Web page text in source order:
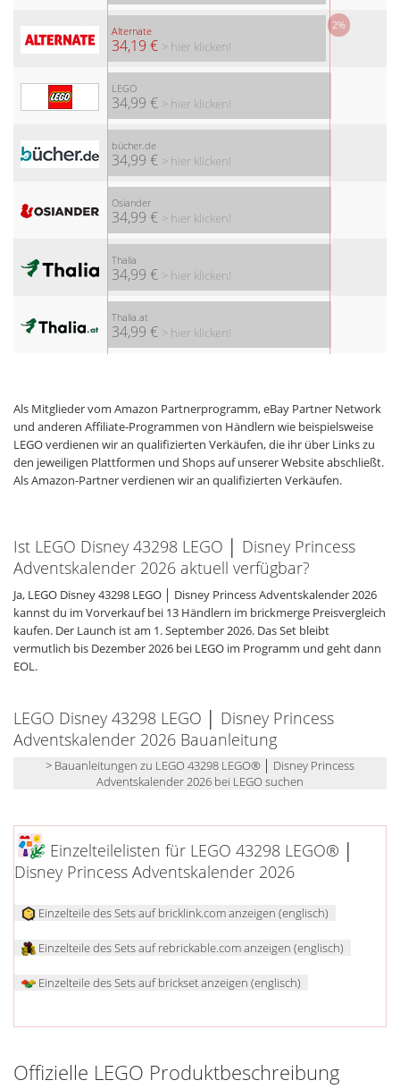
Alternate
34,19 €
2%
> hier klicken!
LEGO
34,99 € > hier klicken!
bücher.de
34,99 € > hier klicken!
Osiander
34,99 € > hier klicken!
Thalia
34,99 € > hier klicken!
Thalia.at
34,99 € > hier klicken!
Als Mitglieder vom Amazon Partnerprogramm, eBay Partner Network
und anderen Affiliate-Programmen von Händlern wie beispielsweise
LEGO verdienen wir an qualifizierten Verkäufen, die ihr über Links zu
den jeweiligen Plattformen und Shops auf unserer Website abschließt.
Als Amazon-Partner verdienen wir an qualifizierten Verkäufen.
Ist LEGO Disney 43298 LEGO │ Disney Princess
Adventskalender 2026 aktuell verfügbar?
Ja, LEGO Disney 43298 LEGO │ Disney Princess Adventskalender 2026
kannst du im Vorverkauf bei 13 Händlern im brickmerge Preisvergleich
kaufen. Der Launch ist am 1. September 2026. Das Set bleibt
vermutlich bis Dezember 2026 bei LEGO im Programm und geht dann
EOL.
LEGO Disney 43298 LEGO │ Disney Princess
Adventskalender 2026 Bauanleitung
> Bauanleitungen zu LEGO 43298 LEGO® │ Disney Princess
Adventskalender 2026 bei LEGO suchen
Einzelteilelisten für LEGO 43298 LEGO® │
Disney Princess Adventskalender 2026
Einzelteile des Sets auf bricklink.com anzeigen (englisch)
Einzelteile des Sets auf rebrickable.com anzeigen (englisch)
Einzelteile des Sets auf brickset anzeigen (englisch)
Offizielle LEGO Produktbeschreibung